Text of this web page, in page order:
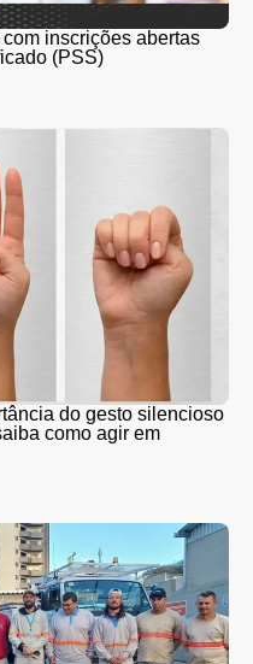
inscrições abertas
(PSS)
do gesto silencioso
como agir em